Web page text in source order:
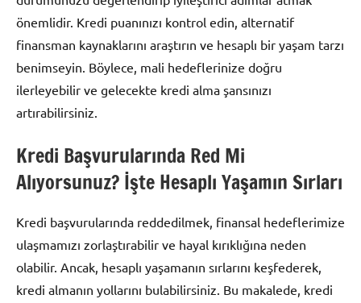
önemlidir. Kredi puanınızı kontrol edin, alternatif
finansman kaynaklarını araştırın ve hesaplı bir yaşam tarzı
benimseyin. Böylece, mali hedeflerinize doğru
ilerleyebilir ve gelecekte kredi alma şansınızı
artırabilirsiniz.
Kredi Başvurularında Red Mi
Alıyorsunuz? İşte Hesaplı Yaşamın Sırları
Kredi başvurularında reddedilmek, finansal hedeflerimize
ulaşmamızı zorlaştırabilir ve hayal kırıklığına neden
olabilir. Ancak, hesaplı yaşamanın sırlarını keşfederek,
kredi almanın yollarını bulabilirsiniz. Bu makalede, kredi